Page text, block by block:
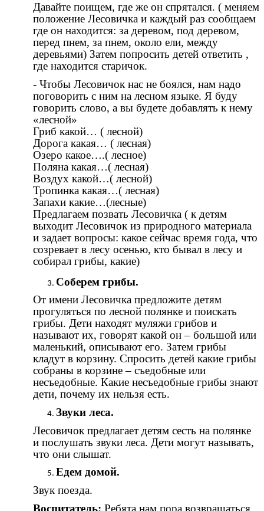
Давайте поищем, где же он спрятался. ( меняем
положение Лесовичка и каждый раз сообщаем
где он находится: за деревом, под деревом,
перед пнем, за пнем, около ели, между
деревьями) Затем попросить детей ответить ,
где находится старичок.
- Чтобы Лесовичок нас не боялся, нам надо
поговорить с ним на лесном языке. Я буду
говорить слово, а вы будете добавлять к нему
«лесной»
Гриб какой… ( лесной)
Дорога какая… ( лесная)
Озеро какое….( лесное)
Поляна какая…( лесная)
Воздух какой…( лесной)
Тропинка какая…( лесная)
Запахи какие…(лесные)
Предлагаем позвать Лесовичка ( к детям
выходит Лесовичок из природного материала
и задает вопросы: какое сейчас время года, что
созревает в лесу осенью, кто бывал в лесу и
собирал грибы, какие)
Соберем грибы.
От имени Лесовичка предложите детям
прогуляться по лесной полянке и поискать
грибы. Дети находят муляжи грибов и
называют их, говорят какой он – большой или
маленький, описывают его. Затем грибы
кладут в корзину. Спросить детей какие грибы
собраны в корзине – съедобные или
несъедобные. Какие несъедобные грибы знают
дети, почему их нельзя есть.
Звуки леса.
Лесовичок предлагает детям сесть на полянке
и послушать звуки леса. Дети могут называть,
что они слышат.
Едем домой.
Звук поезда.
Воспитатель: Ребята нам пора возвращаться.